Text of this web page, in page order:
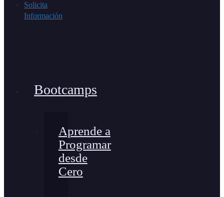
Solicita
Información
Bootcamps
Aprende a
Programar
desde
Cero